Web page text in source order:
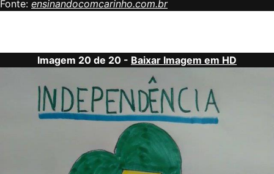
Fonte: ensinandocomcarinho.com.br
Imagem 20 de 20 - Baixar Imagem em HD